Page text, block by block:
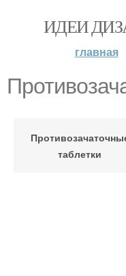
ИДЕИ
главная
таблетки